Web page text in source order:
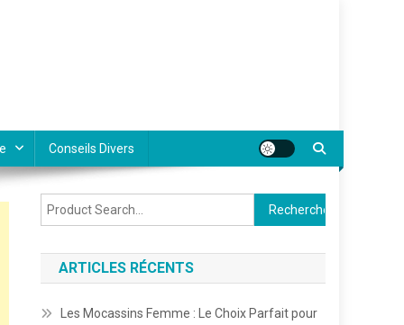
Conseils Divers
Rechercher :
ARTICLES RÉCENTS
Les Mocassins Femme : Le Choix Parfait pour